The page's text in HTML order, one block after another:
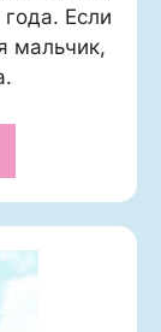
Если
мальчик,